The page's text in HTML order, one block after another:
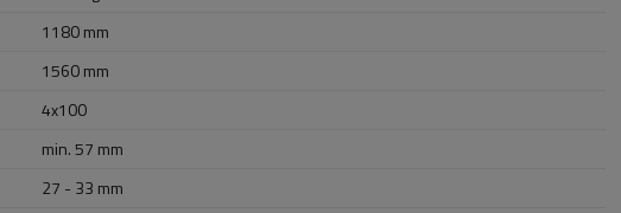
1180 mm
1560 mm
4x100
min. 57 mm
27 - 33 mm